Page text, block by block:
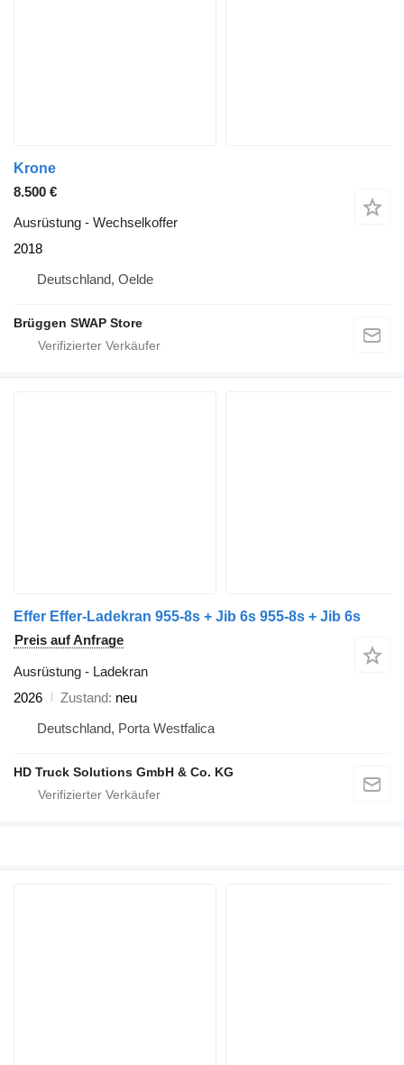
Krone
8.500 €
Ausrüstung - Wechselkoffer
2018
Deutschland, Oelde
Brüggen SWAP Store
Effer Effer-Ladekran 955-8s + Jib 6s 955-8s + Jib 6s
Preis auf Anfrage
Ausrüstung - Ladekran
2026
Zustand neu
Deutschland, Porta Westfalica
HD Truck Solutions GmbH & Co. KG